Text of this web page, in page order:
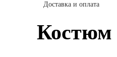
Доставка и оплата
Костюм